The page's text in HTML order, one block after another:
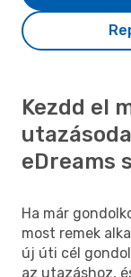
Kezdd el
eDreams
Ha már
most remek
új úti cél
az utazáshoz,